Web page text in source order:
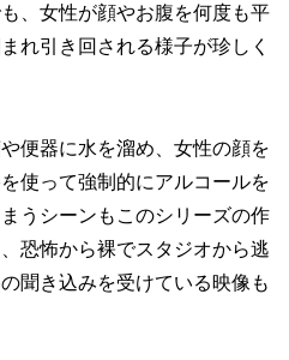
、女性が顔やお腹を何度も平
れ引き回される様子が珍しく
便器に水を溜め、女性の顔を
使って強制的にアルコールを
うシーンもこのシリーズの作
恐怖から裸でスタジオから逃
聞き込みを受けている映像も